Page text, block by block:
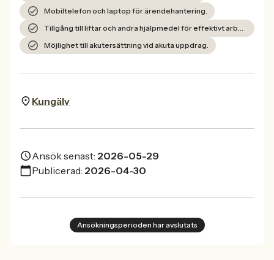
Mobiltelefon och laptop för ärendehantering.
Tillgång till liftar och andra hjälpmedel för effektivt arbete.
Möjlighet till akutersättning vid akuta uppdrag.
Kungälv
Ansök senast: 2026-05-29
Publicerad: 2026-04-30
Ansökningsperioden har avslutats